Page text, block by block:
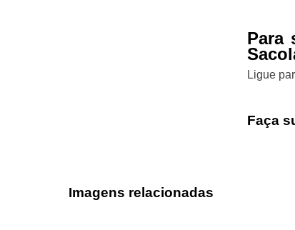
Para
Ligue
Faça
Imagens relacionadas